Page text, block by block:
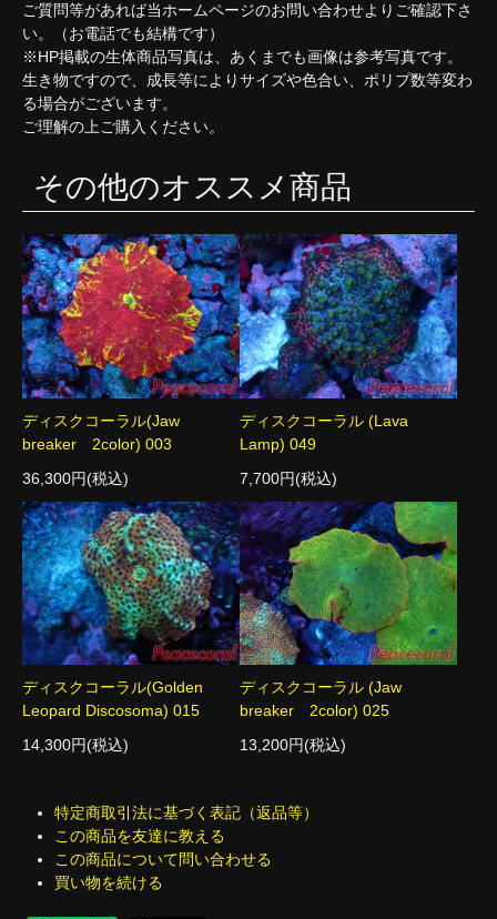
ご質問等があれば当ホームページのお問い合わせよりご確認下さ
い。（お電話でも結構です）
※HP掲載の生体商品写真は、あくまでも画像は参考写真です。
生き物ですので、成長等によりサイズや色合い、ポリプ数等変わ
る場合がございます。
ご理解の上ご購入ください。
その他のオススメ商品
ディスクコーラル(Jaw
breaker 2color) 003
36,300円(税込)
ディスクコーラル (Lava
Lamp) 049
7,700円(税込)
ディスクコーラル(Golden
Leopard Discosoma) 015
14,300円(税込)
ディスクコーラル (Jaw
breaker 2color) 025
13,200円(税込)
特定商取引法に基づく表記（返品等）
この商品を友達に教える
この商品について問い合わせる
買い物を続ける